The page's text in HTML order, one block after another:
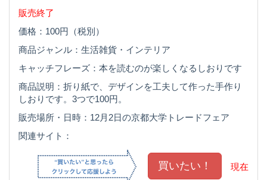
販売終了
価格：100円（税別）
商品ジャンル：生活雑貨・インテリア
キャッチフレーズ：本を読むのが楽しくなるしおりです
商品説明：折り紙で、デザインを工夫して作った手作り
しおりです。3つで100円。
販売場所・日時：12月2日の京都大学トレードフェア
関連サイト：
現在